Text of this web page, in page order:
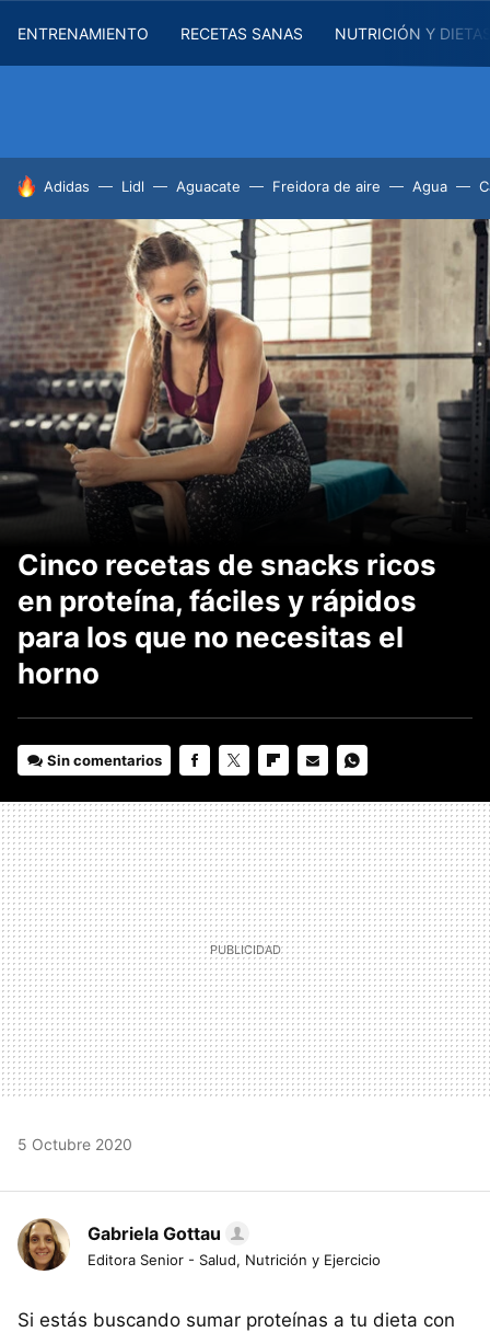
ENTRENAMIENTO RECETAS SANAS NUTRICIÓN Y
HOY SE HABLA DE
Adidas Lidl Aguacate Freidora de aire Agua
Cinco recetas de snacks ricos
en proteína, fáciles y rápidos
para los que no necesitas el
horno
Sin comentarios
MAIL
5 Octubre 2020
Gabriela Gottau
Editora Senior - Salud, Nutrición y Ejercicio
Si estás buscando sumar proteínas a tu dieta con